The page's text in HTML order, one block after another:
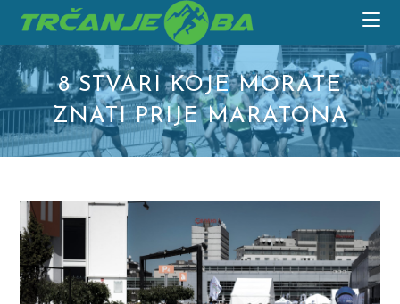
content
8 STVARI KOJE MORATE
ZNATI PRIJE MARATONA